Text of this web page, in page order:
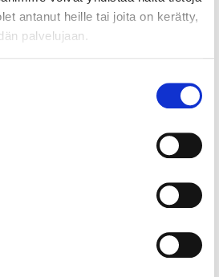
antanut heille tai joita on kerätty,
palvelujaan.
Onko
tilaa tiivistyvässä